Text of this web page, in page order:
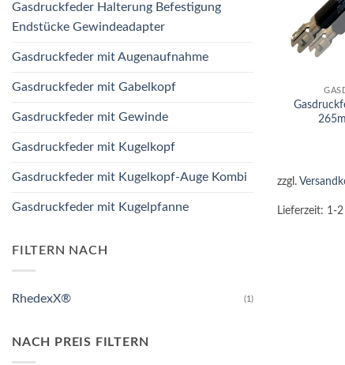
Gasdruckfeder Halterung Befestigung
Endstücke Gewindeadapter
Gasdruckfeder mit Augenaufnahme
Gasdruckfeder mit Gabelkopf
Gasdruckfeder mit Gewinde
Gasdruckfeder mit Kugelkopf
Gasdruckfeder mit Kugelkopf-Auge Kombi
Gasdruckfeder mit Kugelpfanne
FILTERN NACH
RhedexX® (1)
NACH PREIS FILTERN
zzgl.
Lieferzeit: 1-